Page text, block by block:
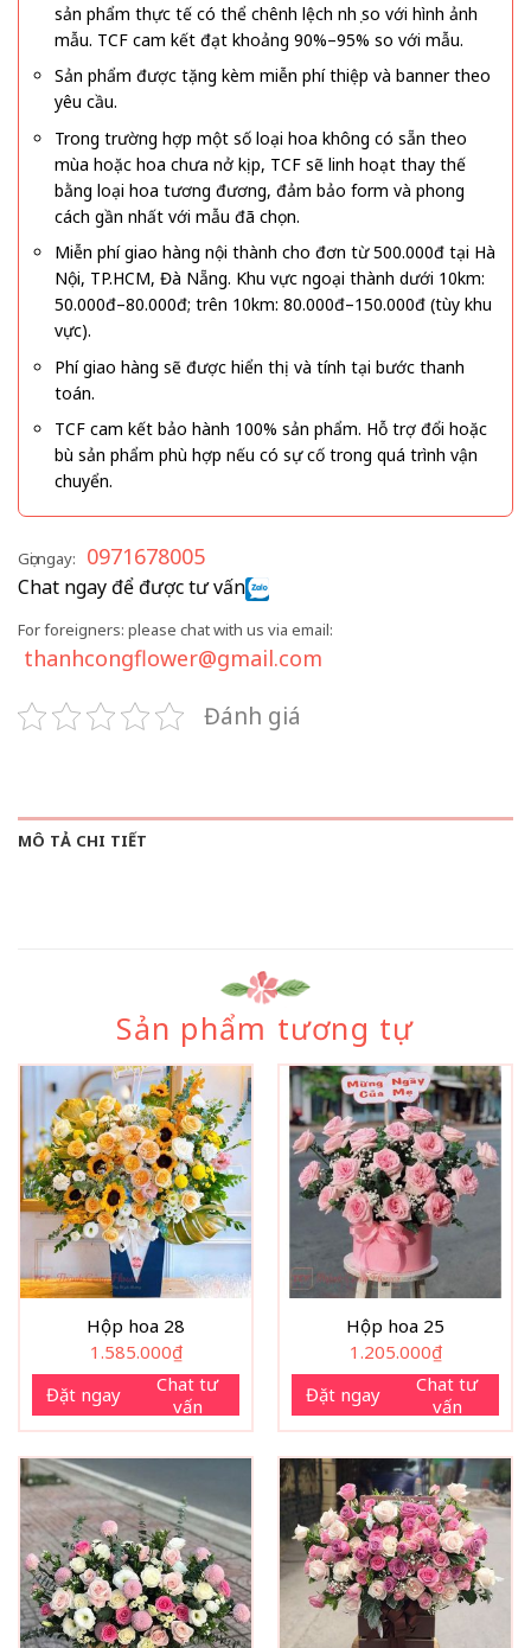
sản phẩm thực tế có thể chênh lệch nhẹ so với hình ảnh
mẫu. TCF cam kết đạt khoảng 90%–95% so với mẫu.
Sản phẩm được tặng kèm miễn phí thiệp và banner theo
yêu cầu.
Trong trường hợp một số loại hoa không có sẵn theo
mùa hoặc hoa chưa nở kịp, TCF sẽ linh hoạt thay thế
bằng loại hoa tương đương, đảm bảo form và phong
cách gần nhất với mẫu đã chọn.
Miễn phí giao hàng nội thành cho đơn từ 500.000đ tại Hà
Nội, TP.HCM, Đà Nẵng. Khu vực ngoại thành dưới 10km:
50.000đ–80.000đ; trên 10km: 80.000đ–150.000đ (tùy khu
vực).
Phí giao hàng sẽ được hiển thị và tính tại bước thanh
toán.
TCF cam kết bảo hành 100% sản phẩm. Hỗ trợ đổi hoặc
bù sản phẩm phù hợp nếu có sự cố trong quá trình vận
chuyển.
Gọi ngay: 0971678005
Chat ngay để được tư vấn
For foreigners: please chat with us via email:
thanhcongflower@gmail.com
Đánh giá
MÔ TẢ CHI TIẾT
Sản phẩm tương tự
Hộp hoa 28
1.585.000₫
Đặt ngay
Chat tư
vấn
Hộp hoa 25
1.205.000₫
Đặt ngay
Chat tư
vấn